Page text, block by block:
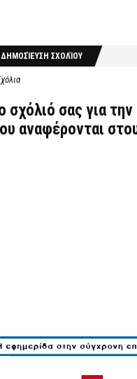
ΔΗΜΟΣΊΕΥΣΗ ΣΧΟΛΊΟΥ
σχόλιό σας για
αναφέρονται